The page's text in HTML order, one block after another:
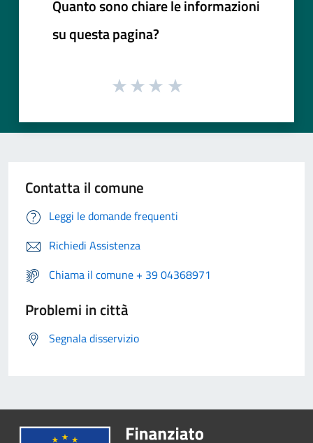
Quanto sono chiare le informazioni
su questa pagina?
Contatta il comune
Leggi le domande frequenti
Richiedi Assistenza
Chiama il comune + 39 04368971
Problemi in città
Segnala disservizio